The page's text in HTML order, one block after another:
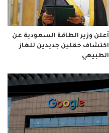
أعلن وزير الطاقة السعودية عن
اكتشاف حقلين جديدين للغاز
الطبيعي